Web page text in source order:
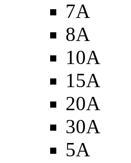
7A
8A
10A
15A
20A
30A
5A